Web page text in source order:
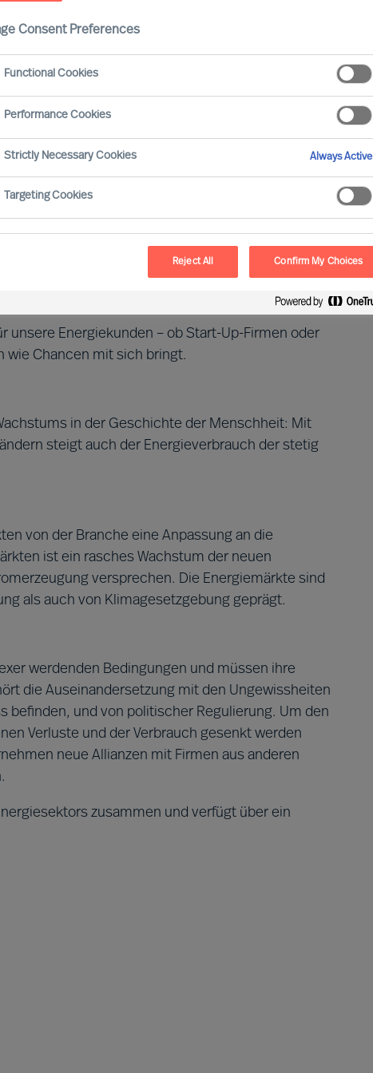
Welt spielt eine maßgebliche Rolle in der globalen
jeder Größenordnung umfasst eine lange
Zählersystemen für Privathaushalte bis hin zu
müssen sich sowohl lokal als auch international
unsere Energiekunden – ob Start-Up-Firmen oder
wie Chancen mit sich bringt.
in der Geschichte der Menschheit: Mit
steigt auch der Energieverbrauch der stetig
von der Branche eine Anpassung an die
ist ein rasches Wachstum der neuen
versprechen. Die Energiemärkte sind
als auch von Klimagesetzgebung geprägt.
werdenden Bedingungen und müssen ihre
die Auseinandersetzung mit den Ungewissheiten
befinden, und von politischer Regulierung. Um den
Verluste und der Verbrauch gesenkt werden
neue Allianzen mit Firmen aus anderen
zusammen und verfügt über ein
Consent Preferences
Functional Cookies
Performance Cookies
Strictly Necessary Cookies Always Active
Targeting Cookies
Reject All Confirm My Choices